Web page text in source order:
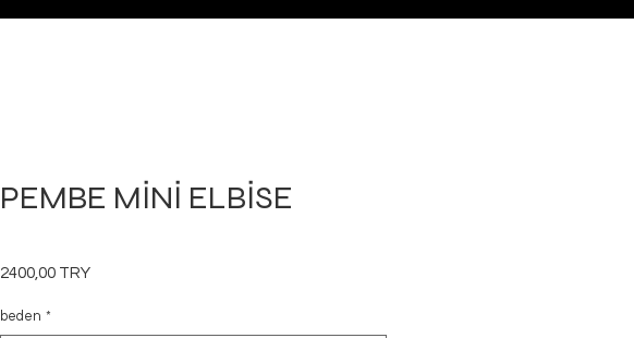
PEMBE MİNİ ELBİSE
2400,00 TRYPrecio
beden *